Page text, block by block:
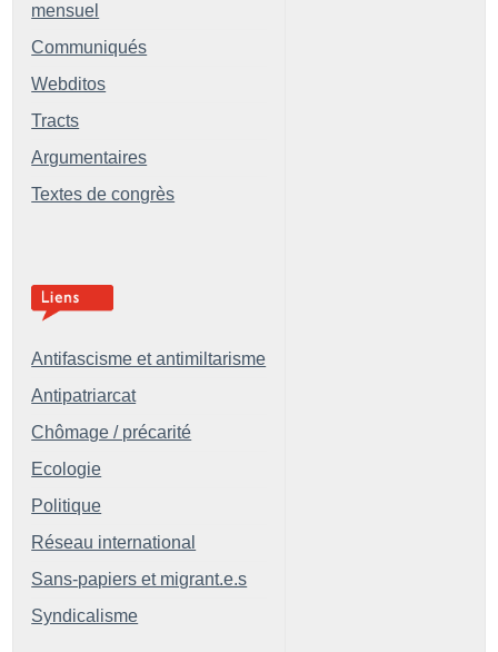
mensuel
Communiqués
Webditos
Tracts
Argumentaires
Textes de congrès
Antifascisme et antimiltarisme
Antipatriarcat
Chômage / précarité
Ecologie
Politique
Réseau international
Sans-papiers et migrant.e.s
Syndicalisme